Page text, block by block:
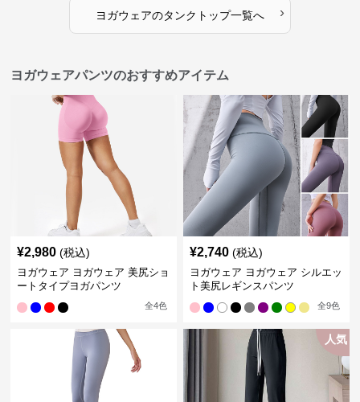
ヨガウェアのタンクトップ一覧へ ›
ヨガウェアパンツのおすすめアイテム
¥2,980 (税込)
ヨガウェア ヨガウェア 美尻ショ
ートタイプヨガパンツ
全4色
¥2,740 (税込)
ヨガウェア ヨガウェア シルエッ
ト美尻レギンスパンツ
全9色
人気